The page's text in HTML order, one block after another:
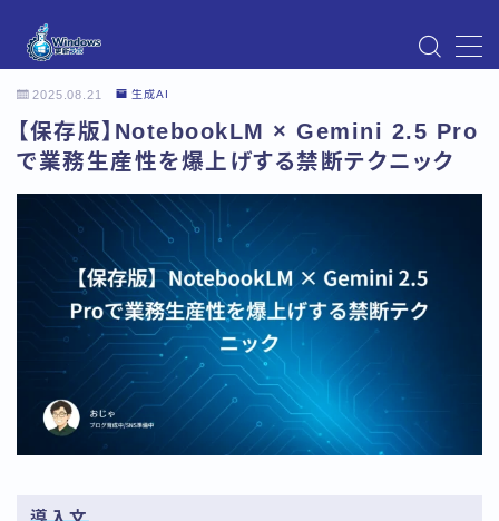
Instagram
Windows Updateの不具合・エラー対処法まとめ
【Windows11対応】
お問い合わせ
デモプリセット記事 Part07
トップページ
プライバシーポリシー
プロフィール
メニュー
利用規約／特定商取引法に基づく表記
有料記事の決済完了ページ
運営者情報
2025.08.21 生成AI
【保存版】NotebookLM × Gemini 2.5 Pro
で業務生産性を爆上げする禁断テクニック